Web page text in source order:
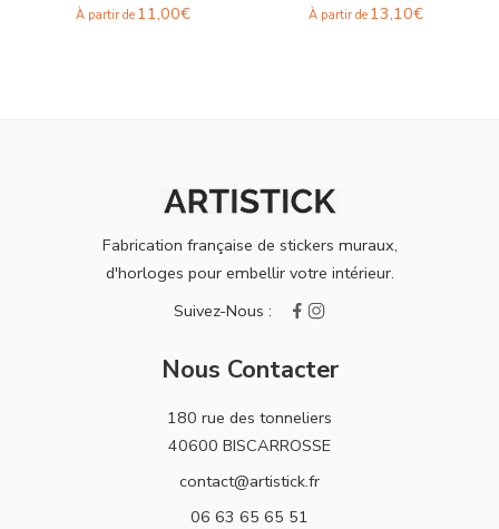
À partir de 11,00€ À partir de 13,10€
Fabrication française de stickers muraux,
d'horloges pour embellir votre intérieur.
Nous Contacter
180 rue des tonneliers
40600 BISCARROSSE
contact@artistick.fr
06 63 65 65 51